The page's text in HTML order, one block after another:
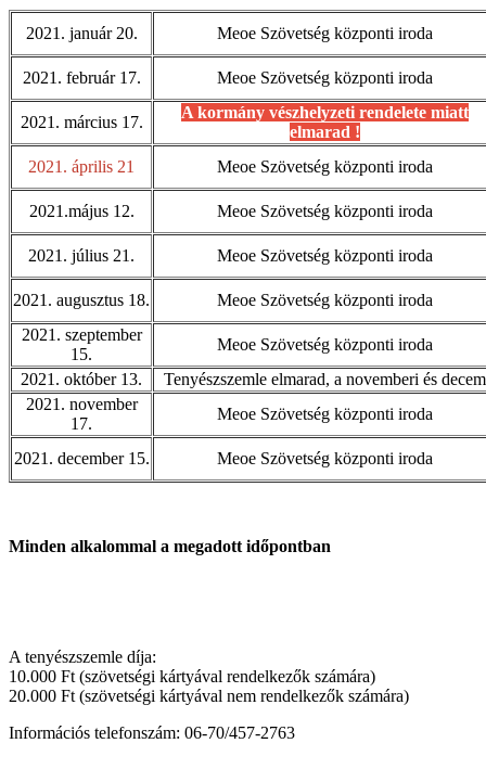
2021. január 20. Meoe Szövetség központi iroda
2021. február 17. Meoe Szövetség központi iroda
2021. március 17.
A kormány vészhelyzeti rendelete miatt
elmarad !
2021. április 21
Meoe Szövetség központi iroda
2021.május 12. Meoe Szövetség központi iroda
2021. július 21. Meoe Szövetség központi iroda
2021. augusztus 18.
Meoe Szövetség központi iroda
2021. szeptember
15.
Meoe Szövetség központi iroda
2021. október 13.
Tenyészszemle elmarad, a novemberi és
2021. november
17.
Meoe Szövetség központi iroda
2021. december 15. Meoe Szövetség központi iroda
Minden alkalommal a megadott időpontban
A tenyészszemle díja:
10.000 Ft (szövetségi kártyával rendelkezők számára)
20.000 Ft (szövetségi kártyával nem rendelkezők számára)
Információs telefonszám: 06-70/457-2763